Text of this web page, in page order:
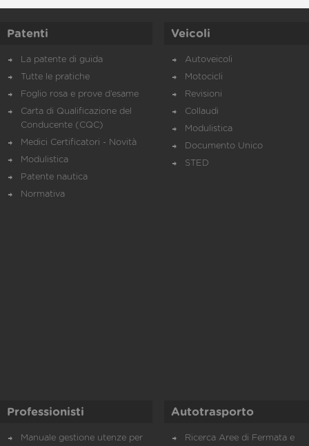
Patenti
La patente di guida
Tutte le pratiche
Foglio rosa e prove d’esame
Carta di Qualificazione del
Conducente (CQC)
Medici Certificatori - Novità
Modulistica
Patente nautica
Normativa
Veicoli
Autoveicoli
Motocicli
Revisioni
Collaudi
Modulistica
Documento Unico
STED
Professionisti
Manuale gestione utenze per
Autotrasporto
Ricerca Aree di Fermata e